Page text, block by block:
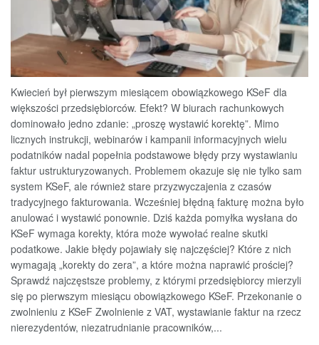
Kwiecień był pierwszym miesiącem obowiązkowego KSeF dla
większości przedsiębiorców. Efekt? W biurach rachunkowych
dominowało jedno zdanie: „proszę wystawić korektę”. Mimo
licznych instrukcji, webinarów i kampanii informacyjnych wielu
podatników nadal popełnia podstawowe błędy przy wystawianiu
faktur ustrukturyzowanych. Problemem okazuje się nie tylko sam
system KSeF, ale również stare przyzwyczajenia z czasów
tradycyjnego fakturowania. Wcześniej błędną fakturę można było
anulować i wystawić ponownie. Dziś każda pomyłka wysłana do
KSeF wymaga korekty, która może wywołać realne skutki
podatkowe. Jakie błędy pojawiały się najczęściej? Które z nich
wymagają „korekty do zera”, a które można naprawić prościej?
Sprawdź najczęstsze problemy, z którymi przedsiębiorcy mierzyli
się po pierwszym miesiącu obowiązkowego KSeF. Przekonanie o
zwolnieniu z KSeF Zwolnienie z VAT, wystawianie faktur na rzecz
nierezydentów, niezatrudnianie pracowników,...